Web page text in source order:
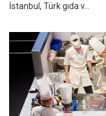
İstanbul, Türk gıda v...